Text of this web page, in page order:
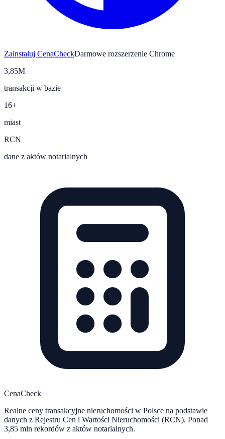
Zainstaluj CenaCheckDarmowe rozszerzenie Chrome
3,85M
transakcji w bazie
16+
miast
RCN
dane z aktów notarialnych
CenaCheck
Realne ceny transakcyjne nieruchomości w Polsce na podstawie
danych z Rejestru Cen i Wartości Nieruchomości (RCN). Ponad
3,85 mln rekordów z aktów notarialnych.